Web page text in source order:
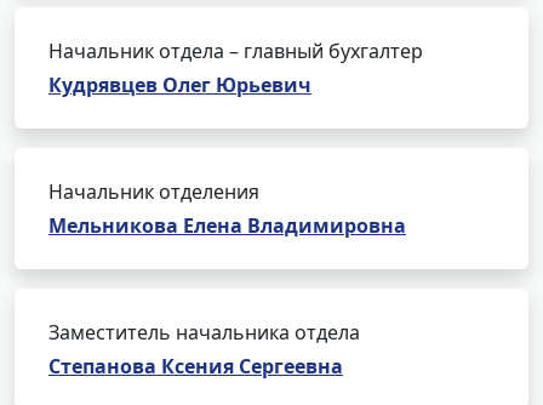
Начальник отдела – главный бухгалтер
Кудрявцев Олег Юрьевич
Начальник отделения
Мельникова Елена Владимировна
Заместитель начальника отдела
Степанова Ксения Сергеевна